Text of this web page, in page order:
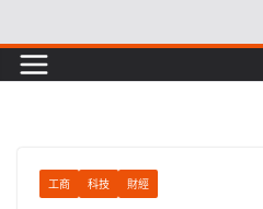
to
content
工商 科技 財經